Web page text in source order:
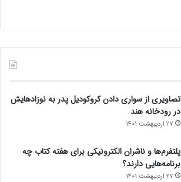
تصاویری از سواری دادن کروکودیل پدر به نوزادهایش
در رودخانه هند
27 اردیبهشت 1401
پلتفرم‌ها و ناشران الکترونیکی برای هفته کتاب چه
برنامه‌هایی دارند؟
27 اردیبهشت 1401